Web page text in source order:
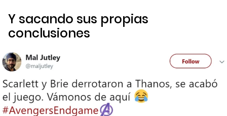
Y sacando sus propias
conclusiones